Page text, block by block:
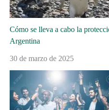
Cómo se lleva a cabo la
Argentina
30 de marzo de 2025